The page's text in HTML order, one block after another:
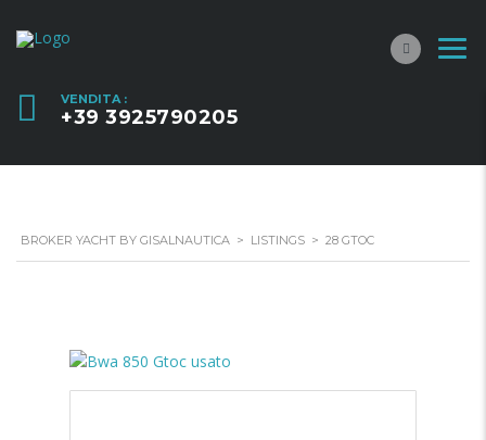
VENDITA :
+39 3925790205
BROKER YACHT BY GISALNAUTICA > LISTINGS > 28 GTOC